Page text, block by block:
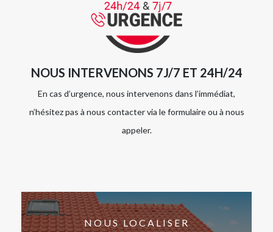
NOUS INTERVENONS 7J/7 ET 24H/24
En cas d’urgence, nous intervenons dans l’immédiat,
n’hésitez pas à nous contacter via le formulaire ou à nous
appeler.
NOUS LOCALISER